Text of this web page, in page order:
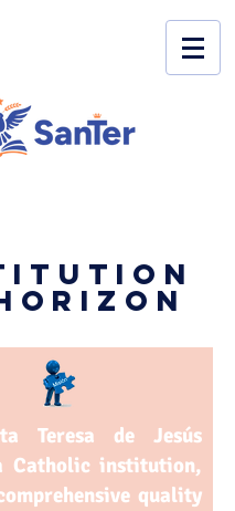
Teresa de Jesús
Catholic institution,
quality